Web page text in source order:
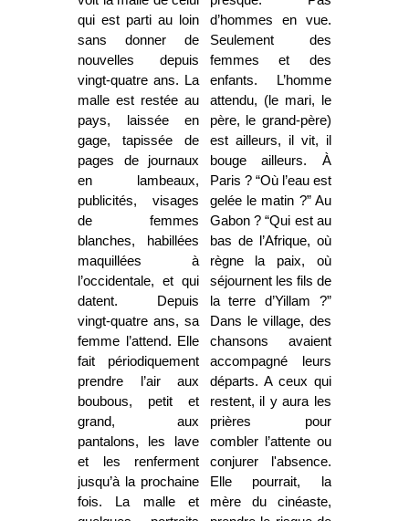
qui est parti au loin
sans donner de
nouvelles depuis
vingt-quatre ans. La
malle est restée au
pays, laissée en
gage, tapissée de
pages de journaux
en lambeaux,
publicités, visages
de femmes
blanches, habillées
maquillées à
l’occidentale, et qui
datent. Depuis
vingt-quatre ans, sa
femme l’attend. Elle
fait périodiquement
prendre l’air aux
boubous, petit et
grand, aux
pantalons, les lave
et les renferment
jusqu’à la prochaine
fois. La malle et
d’hommes en vue.
Seulement des
femmes et des
enfants. L’homme
attendu, (le mari, le
père, le grand-père)
est ailleurs, il vit, il
bouge ailleurs. À
Paris ? “Où l’eau est
gelée le matin ?” Au
Gabon ? “Qui est au
bas de l’Afrique, où
règne la paix, où
séjournent les fils de
la terre d’Yillam ?”
Dans le village, des
chansons avaient
accompagné leurs
départs. A ceux qui
restent, il y aura les
prières pour
combler l’attente ou
conjurer l'absence.
Elle pourrait, la
mère du cinéaste,